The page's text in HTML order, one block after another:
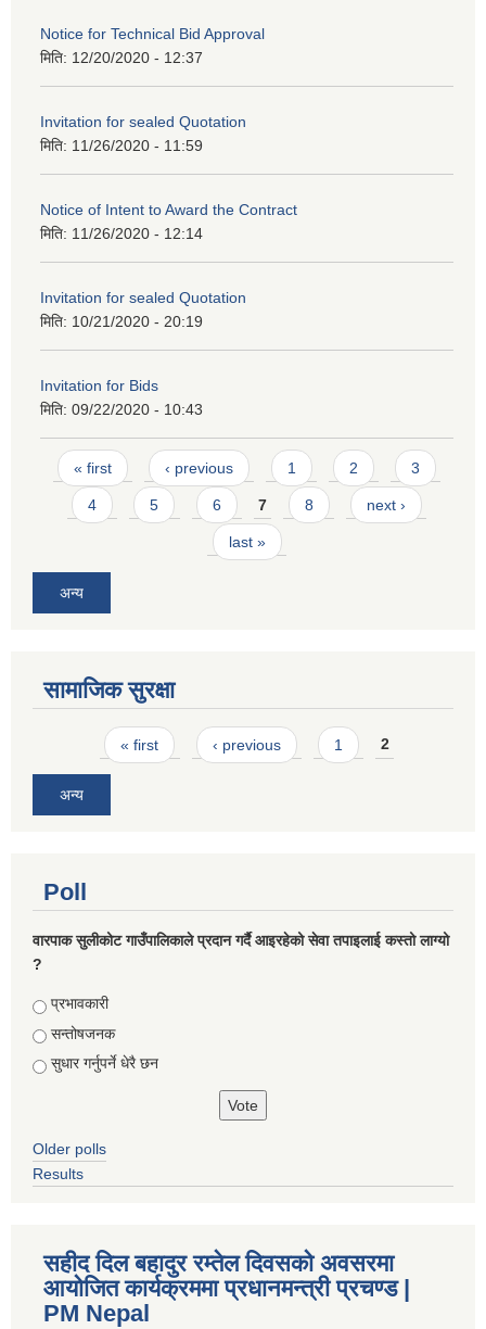
Notice for Technical Bid Approval
मिति: 12/20/2020 - 12:37
Invitation for sealed Quotation
मिति: 11/26/2020 - 11:59
Notice of Intent to Award the Contract
मिति: 11/26/2020 - 12:14
Invitation for sealed Quotation
मिति: 10/21/2020 - 20:19
Invitation for Bids
मिति: 09/22/2020 - 10:43
Pages
« first ‹ previous 1 2 3
4 5 6 7 8 next ›
last »
अन्य
सामाजिक सुरक्षा
Pages« first ‹ previous 1 2
अन्य
Poll
वारपाक सुलीकोट गाउँपालिकाले प्रदान गर्दै आइरहेको सेवा तपाइलाई कस्तो लाग्यो
?
Choices
प्रभावकारी
सन्तोषजनक
सुधार गर्नुपर्ने धेरै छन
Older polls
Results
सहीद दिल बहादुर रम्तेल दिवसको अवसरमा
आयोजित कार्यक्रममा प्रधानमन्त्री प्रचण्ड |
PM Nepal